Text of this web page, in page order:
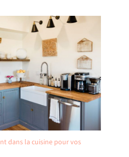
dans la cuisine pour vos